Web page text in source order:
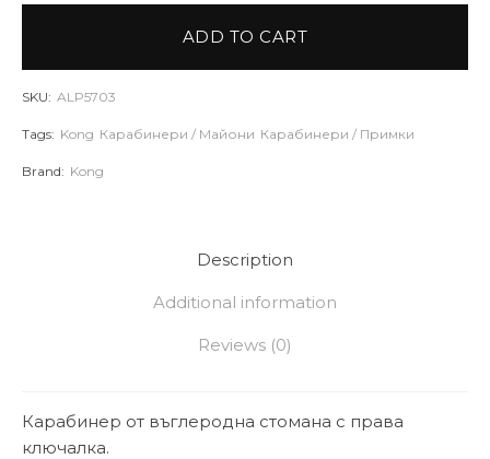
ADD TO CART
SKU: ALP5703
Tags: Kong Карабинери / Майони Карабинери / Примки
Brand: Kong
Description
Additional information
Reviews (0)
Карабинер от въглеродна стомана с права
ключалка.